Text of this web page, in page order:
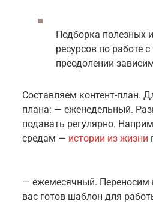
Подборка полезных
ресурсов по работе
преодолении
Составляем контент-план.
плана: — еженедельный.
подавать регулярно.
средам — истории из жизни
— ежемесячный. Переносим
вас готов шаблон для